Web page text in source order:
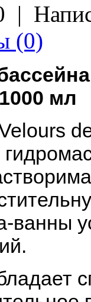
|
(0)
мл
ванны